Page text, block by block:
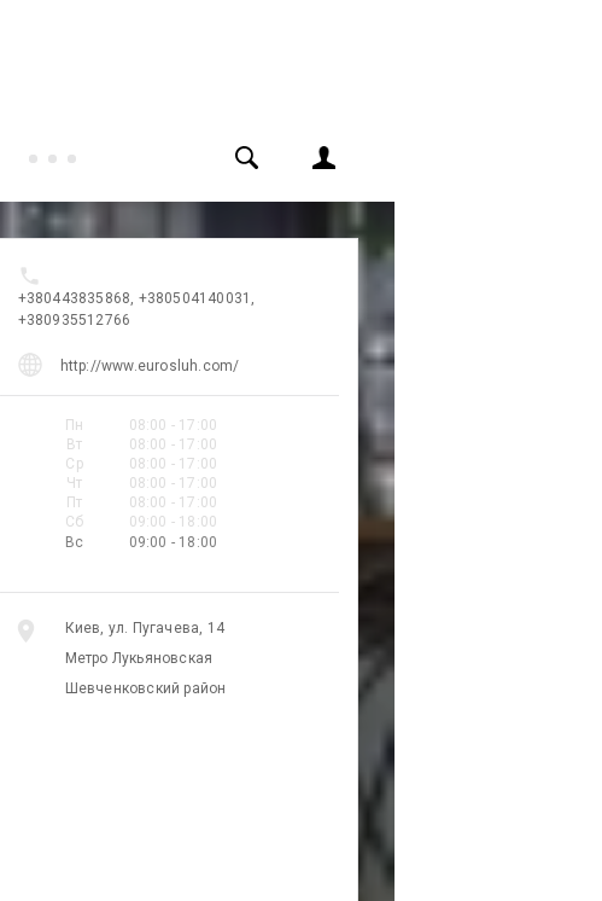
+380443835868, +380504140031,
+380935512766
http://www.eurosluh.com/
Пн
08:00 - 17:00
Вт
08:00 - 17:00
Ср
08:00 - 17:00
Чт
08:00 - 17:00
Пт
08:00 - 17:00
Сб
09:00 - 18:00
Вс
09:00 - 18:00
Киев, ул. Пугачева, 14
Метро Лукьяновская
Шевченковский район